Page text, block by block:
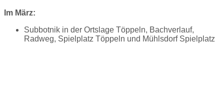
Im März:
Subbotnik in der Ortslage Töppeln, Bachverlauf,
Radweg, Spielplatz Töppeln und Mühlsdorf Spielplatz